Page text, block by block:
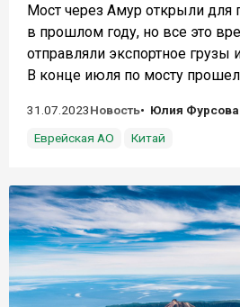
Мост через Амур открыли для
в прошлом году, но все это
отправляли экспортное грузы
В конце июля по мосту
31.07.2023Новость
Юлия Фурсова
Еврейская АО
Китай